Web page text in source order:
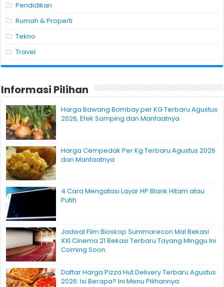
Pendidikan
Rumah & Properti
Tekno
Travel
Informasi Pilihan
Harga Bawang Bombay per KG Terbaru Agustus
2026, Efek Samping dan Manfaatnya
Harga Cempedak Per Kg Terbaru Agustus 2026
dan Manfaatnya
4 Cara Mengatasi Layar HP Blank Hitam atau
Putih
Jadwal Film Bioskop Summarecon Mal Bekasi
XXI Cinema 21 Bekasi Terbaru Tayang Minggu Ini
Coming Soon
Daftar Harga Pizza Hut Delivery Terbaru Agustus
2026: Isi Berapa? Ini Menu Pilihannya